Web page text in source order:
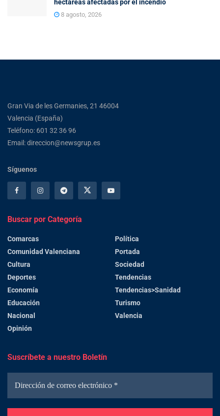
hectáreas afectadas por el incendio
8 agosto, 2026
Gran Via de les Germanies, 21 46004
Valencia (España)
Teléfono: 601 32 36 96
Email: direccion@newsgrup.es
Síguenos
Buscar por Categoría
Comarcas
Comunidad Valenciana
Cultura
Deportes
Economía
Educación
Nacional
Opinión
Política
Portada
Sociedad
Tendencias
Tendencias>Sanidad
Turismo
Valencia
Suscríbete a nuestro Boletín